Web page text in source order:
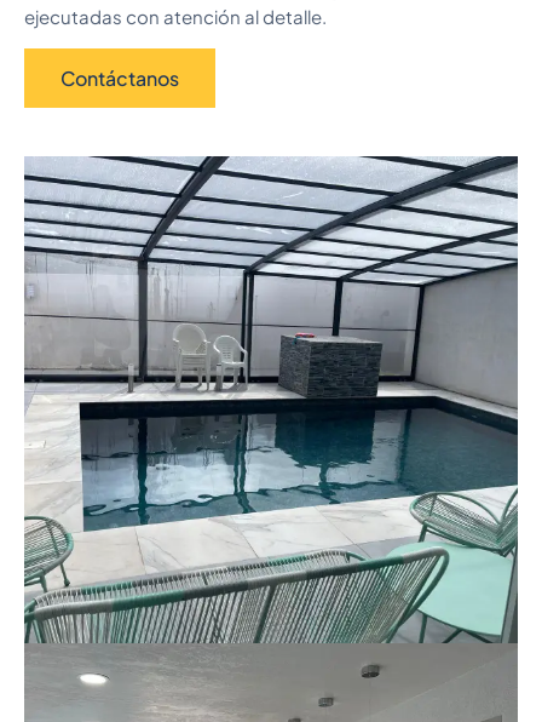
ejecutadas con atención al detalle.
Contáctanos
Piscina Cubierta (Reforma De
Exterior + Cerramiento)
Reforma y cerramiento de piscina – Chalet en
zona este Instalación de cerramiento móvil,
revestimiento en porcelánico antideslizante y
muro decorativo en piedra. Espacio funcional
todo el año.